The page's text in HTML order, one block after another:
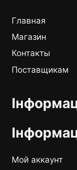
Главная
Магазин
Контакты
Поставщикам
Мой аккаунт